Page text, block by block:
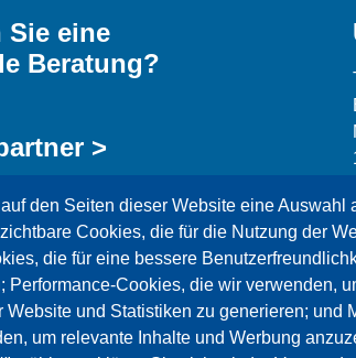
den Seiten dieser Website eine Auswahl
Cookies, die für die Nutzung der
die für eine bessere
Performance-Cookies, die wir verwenden,
Website und Statistiken zu generieren; und
um relevante Inhalte und Werbung
Sie eine
Beratung?
>
>